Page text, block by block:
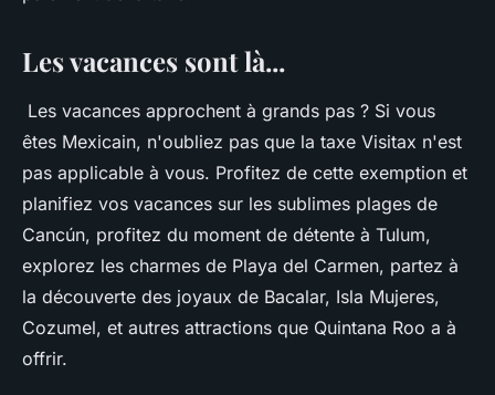
Les vacances sont là...
Les vacances approchent à grands pas ? Si vous
êtes Mexicain, n'oubliez pas que la taxe Visitax n'est
pas applicable à vous. Profitez de cette exemption et
planifiez vos vacances sur les sublimes plages de
Cancún, profitez du moment de détente à Tulum,
explorez les charmes de Playa del Carmen, partez à
la découverte des joyaux de Bacalar, Isla Mujeres,
Cozumel, et autres attractions que Quintana Roo a à
offrir.